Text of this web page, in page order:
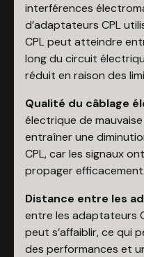
interférences
d’adaptateurs CPL
CPL peut atteindre
long du circuit
réduit en raison des
Qualité du câblage
électrique de
entraîner une
CPL, car les signaux
propager efficacement.
Distance entre les
entre les adaptateurs
peut s’affaiblir, ce qui
des performances et